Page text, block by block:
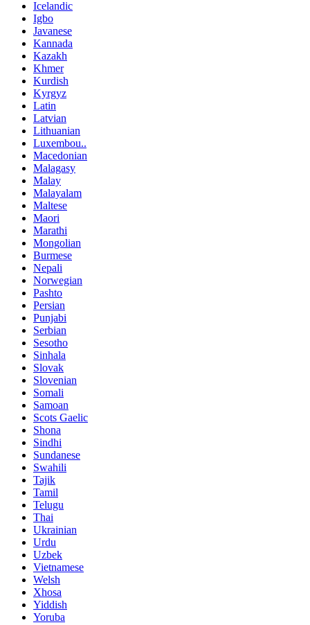
Icelandic
Igbo
Javanese
Kannada
Kazakh
Khmer
Kurdish
Kyrgyz
Latin
Latvian
Lithuanian
Luxembou..
Macedonian
Malagasy
Malay
Malayalam
Maltese
Maori
Marathi
Mongolian
Burmese
Nepali
Norwegian
Pashto
Persian
Punjabi
Serbian
Sesotho
Sinhala
Slovak
Slovenian
Somali
Samoan
Scots Gaelic
Shona
Sindhi
Sundanese
Swahili
Tajik
Tamil
Telugu
Thai
Ukrainian
Urdu
Uzbek
Vietnamese
Welsh
Xhosa
Yiddish
Yoruba